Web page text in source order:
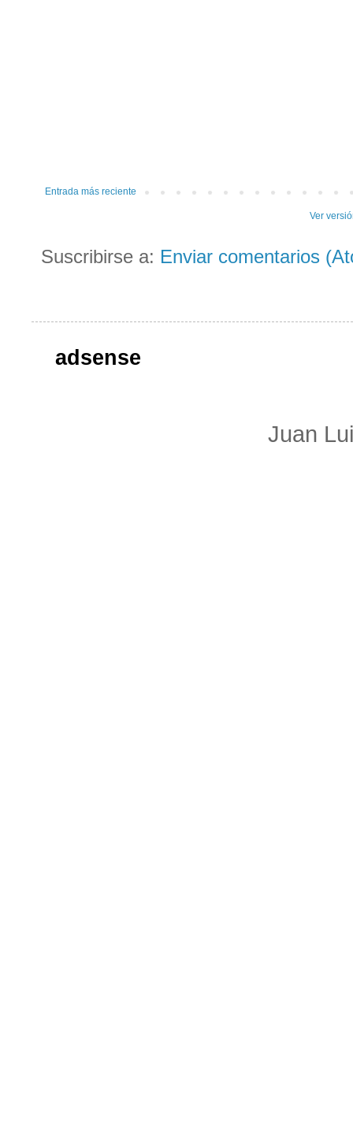
Entrada más reciente
Ver
Suscribirse a: Enviar comentarios
adsense
Juan